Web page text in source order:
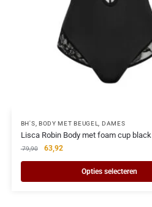
BH'S, BODY MET BEUGEL, DAMES
Lisca Robin Body met foam cup black
79,90 63,92
Opties selecteren